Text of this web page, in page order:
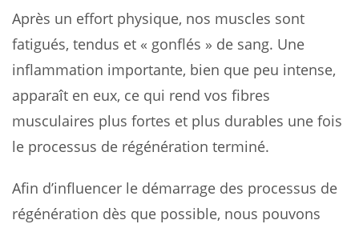
Après un effort physique, nos muscles sont
fatigués, tendus et « gonflés » de sang. Une
inflammation importante, bien que peu intense,
apparaît en eux, ce qui rend vos fibres
musculaires plus fortes et plus durables une fois
le processus de régénération terminé.
Afin d’influencer le démarrage des processus de
régénération dès que possible, nous pouvons